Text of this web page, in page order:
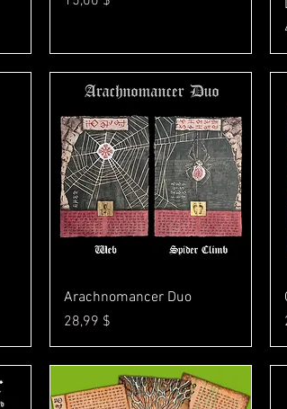
Γρήγορη προβολή
Arachnomancer Duo
Τιμή
28,99 $